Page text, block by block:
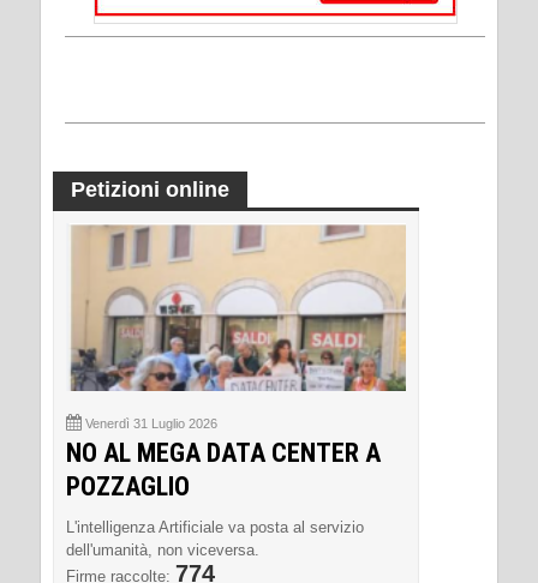
Petizioni online
Venerdì 31 Luglio 2026
NO AL MEGA DATA CENTER A
POZZAGLIO
L'intelligenza Artificiale va posta al servizio
dell'umanità, non viceversa.
Firme raccolte: 774